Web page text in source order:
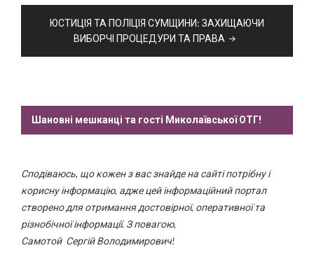
ЮСТИЦІЯ ТА ПОЛІЦІЯ СУМЩИНИ: ЗАХИЩАЮЧИ
ВИБОРЧІ ПРОЦЕДУРИ ТА ПРАВА
Шановні мешканці та гості Миколаївської ОТГ!
Сподіваюсь, що кожен з вас знайде на сайті потрібну і
корисну інформацію, адже цей інформаційний портал
створено для отримання достовірної, оперативної та
різнобічної інформації. З повагою,
Самотой Сергій Володимирович!